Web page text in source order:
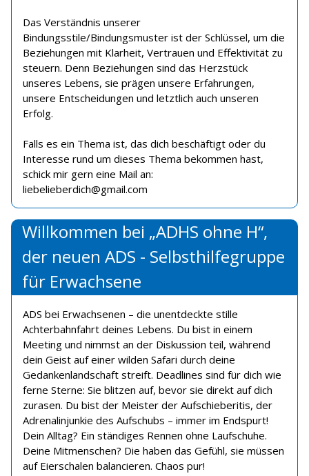
Das Verständnis unserer
Bindungsstile/Bindungsmuster ist der Schlüssel, um die
Beziehungen mit Klarheit, Vertrauen und Effektivität zu
steuern. Denn Beziehungen sind das Herzstück
unseres Lebens, sie prägen unsere Erfahrungen,
unsere Entscheidungen und letztlich auch unseren
Erfolg.
Falls es ein Thema ist, das dich beschäftigt oder du
Interesse rund um dieses Thema bekommen hast,
schick mir gern eine Mail an:
liebelieberdich@gmail.com
Willkommen bei „ADHS ohne H“,
der neuen ADS - Selbsthilfegruppe
für Erwachsene
ADS bei Erwachsenen – die unentdeckte stille
Achterbahnfahrt deines Lebens. Du bist in einem
Meeting und nimmst an der Diskussion teil, während
dein Geist auf einer wilden Safari durch deine
Gedankenlandschaft streift. Deadlines sind für dich wie
ferne Sterne: Sie blitzen auf, bevor sie direkt auf dich
zurasen. Du bist der Meister der Aufschieberitis, der
Adrenalinjunkie des Aufschubs – immer im Endspurt!
Dein Alltag? Ein ständiges Rennen ohne Laufschuhe.
Deine Mitmenschen? Die haben das Gefühl, sie müssen
auf Eierschalen balancieren. Chaos pur!